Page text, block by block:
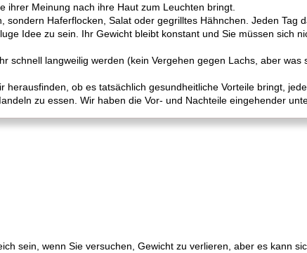
ihrer Meinung nach ihre Haut zum Leuchten bringt.
sondern Haferflocken, Salat oder gegrilltes Hähnchen. Jeden Tag
Idee zu sein. Ihr Gewicht bleibt konstant und Sie müssen sich
schnell langweilig werden (kein Vergehen gegen Lachs, aber
herausfinden, ob es tatsächlich gesundheitliche Vorteile bringt,
zu essen. Wir haben die Vor- und Nachteile eingehender
sein, wenn Sie versuchen, Gewicht zu verlieren, aber es kann